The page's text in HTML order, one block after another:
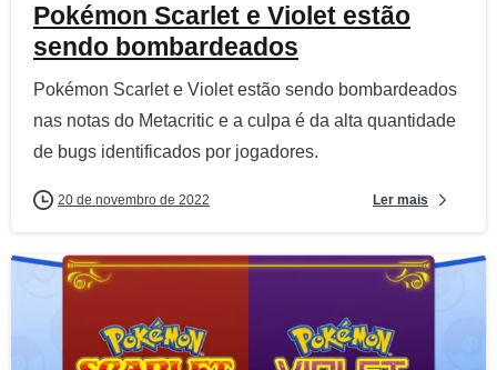
Pokémon Scarlet e Violet estão
sendo bombardeados
Pokémon Scarlet e Violet estão sendo bombardeados
nas notas do Metacritic e a culpa é da alta quantidade
de bugs identificados por jogadores.
20 de novembro de 2022 Ler mais